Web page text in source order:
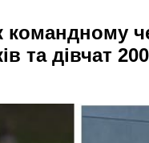
та дівчат